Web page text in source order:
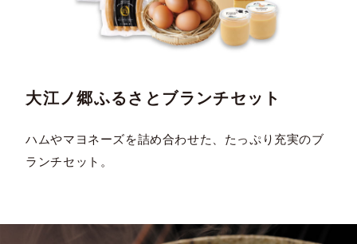
大江ノ郷ふるさとブランチセット
ハムやマヨネーズを詰め合わせた、たっぷり充実のブ
ランチセット。